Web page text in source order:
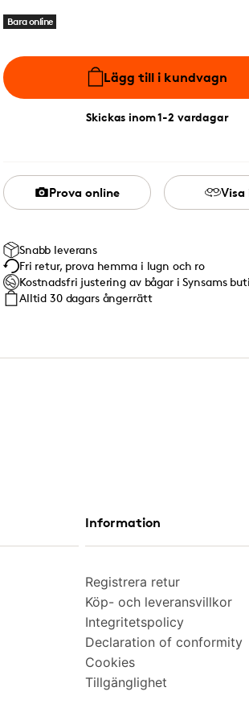
Bara online
Lägg till i kundvagn
Skickas inom 1-2 vardagar
Prova online Visa
Snabb leverans
Fri retur, prova hemma i lugn och ro
Kostnadsfri justering av bågar i Synsams
Alltid 30 dagars ångerrätt
Information
Registrera retur
Köp- och leveransvillkor
Integritetspolicy
Declaration of conformity
Cookies
Tillgänglighet